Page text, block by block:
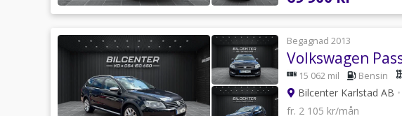
Begagnad 2013
Volkswagen
15 062 mil Bensin
Bilcenter Karlstad AB •
fr. 2 105 kr/mån